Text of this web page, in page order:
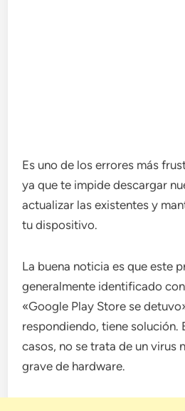
Es uno de los errores más
ya que te impide descargar
actualizar las existentes y
tu dispositivo.
La buena noticia es que este
generalmente identificado
«Google Play Store se
respondiendo, tiene solución.
casos, no se trata de un virus
grave de hardware.